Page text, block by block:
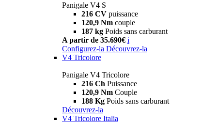
Panigale V4 S
216 CV puissance
120,9 Nm couple
187 kg Poids sans carburant
A partir de 35.690€ i
Configurez-la Découvrez-la
V4 Tricolore
Panigale V4 Tricolore
216 Ch Puissance
120,9 Nm Couple
188 Kg Poids sans carburant
Découvrez-la
V4 Tricolore Italia